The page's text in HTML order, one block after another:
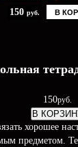
150 руб. В
150руб.
В
хорошее
предметом.